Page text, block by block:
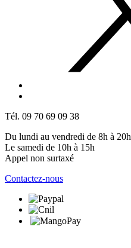
Tél. 09 70 69 09 38
Du lundi au vendredi de 8h à 20h
Le samedi de 10h à 15h
Appel non surtaxé
Contactez-nous